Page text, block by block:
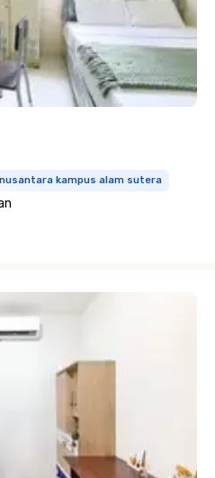
kampus alam sutera